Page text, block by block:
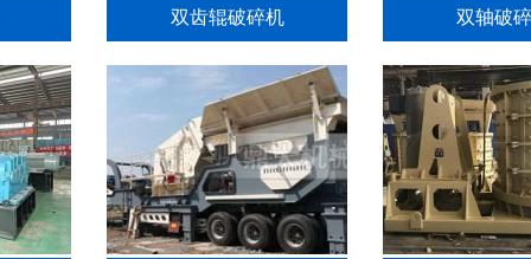
双齿辊破碎机 双轴破